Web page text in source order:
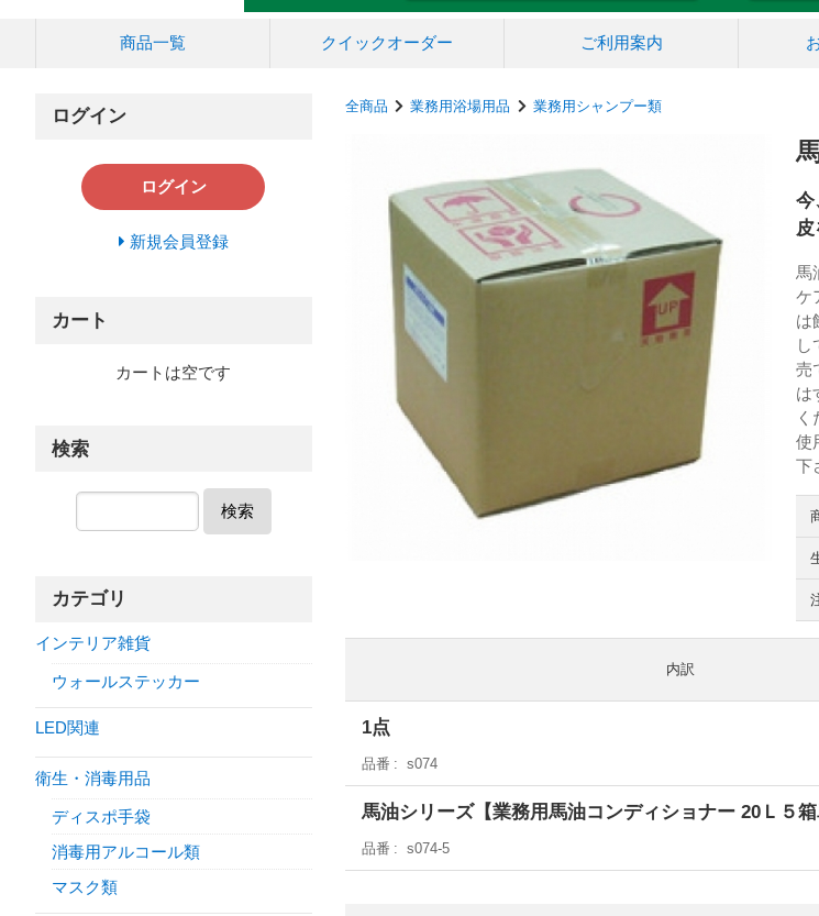
商品一覧 クイックオーダー ご利用案内
全商品 業務用浴場用品 業務用シャンプー類
今
馬
ケ
は
し
売
は
使
下
内訳
1点
品番 s074
馬油シリーズ【業務用馬油コンディショナー 20Ｌ５
品番 s074-5
ログイン
ログイン
新規会員登録
カート
カートは空です
検索
検索
カテゴリ
インテリア雑貨
ウォールステッカー
LED関連
衛生・消毒用品
ディスポ手袋
消毒用アルコール類
マスク類